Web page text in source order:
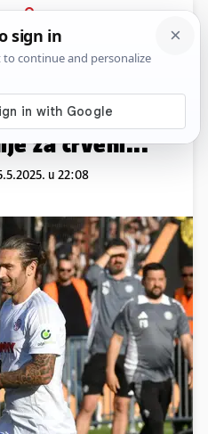
PRIJAVA
Komentari
samo gurnuo
za crveni...
u 22:08